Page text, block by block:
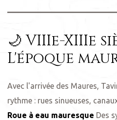
🌙 VIIIe-XIIIe
L'époque
Avec l'arrivée des Maures,
rythme : rues sinueuses,
Roue à eau mauresque Des